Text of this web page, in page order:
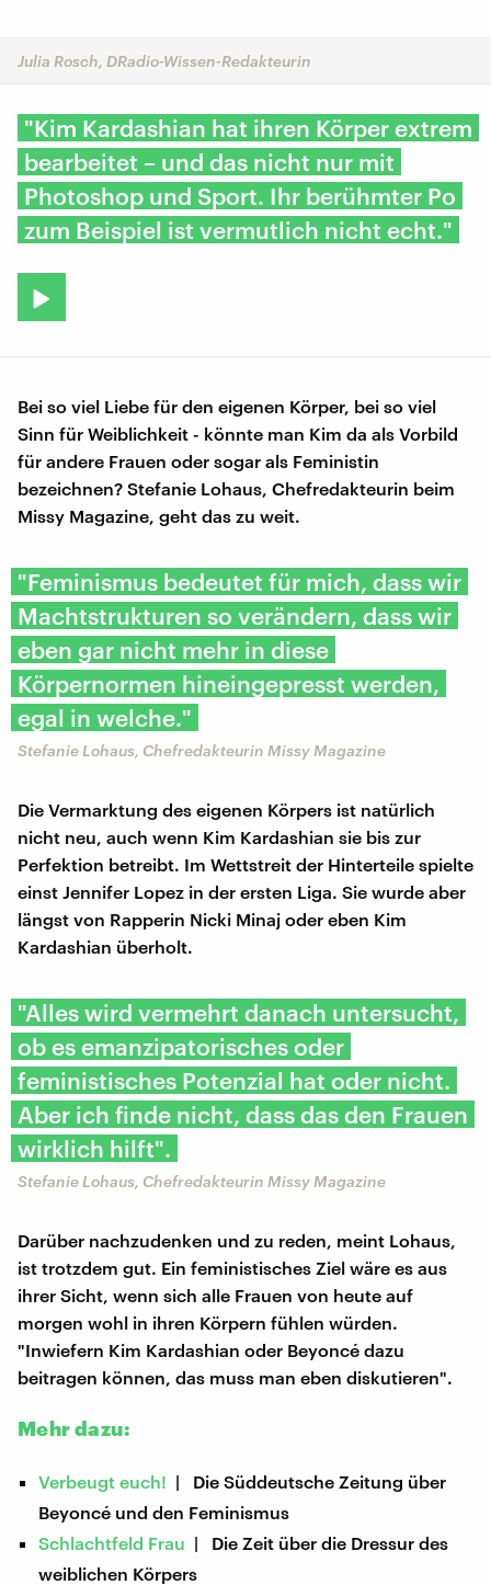
Julia Rosch, DRadio-Wissen-Redakteurin
"Kim Kardashian hat ihren Körper extrem
bearbeitet – und das nicht nur mit
Photoshop und Sport. Ihr berühmter Po
zum Beispiel ist vermutlich nicht echt."
Bei so viel Liebe für den eigenen Körper, bei so viel
Sinn für Weiblichkeit - könnte man Kim da als Vorbild
für andere Frauen oder sogar als Feministin
bezeichnen? Stefanie Lohaus, Chefredakteurin beim
Missy Magazine, geht das zu weit.
"Feminismus bedeutet für mich, dass wir
Machtstrukturen so verändern, dass wir
eben gar nicht mehr in diese
Körpernormen hineingepresst werden,
egal in welche."
Stefanie Lohaus, Chefredakteurin Missy Magazine
Die Vermarktung des eigenen Körpers ist natürlich
nicht neu, auch wenn Kim Kardashian sie bis zur
Perfektion betreibt. Im Wettstreit der Hinterteile spielte
einst Jennifer Lopez in der ersten Liga. Sie wurde aber
längst von Rapperin Nicki Minaj oder eben Kim
Kardashian überholt.
"Alles wird vermehrt danach untersucht,
ob es emanzipatorisches oder
feministisches Potenzial hat oder nicht.
Aber ich finde nicht, dass das den Frauen
wirklich hilft".
Stefanie Lohaus, Chefredakteurin Missy Magazine
Darüber nachzudenken und zu reden, meint Lohaus,
ist trotzdem gut. Ein feministisches Ziel wäre es aus
ihrer Sicht, wenn sich alle Frauen von heute auf
morgen wohl in ihren Körpern fühlen würden.
"Inwiefern Kim Kardashian oder Beyoncé dazu
beitragen können, das muss man eben diskutieren".
Mehr dazu:
Verbeugt euch! | Die Süddeutsche Zeitung über
Beyoncé und den Feminismus
Schlachtfeld Frau | Die Zeit über die Dressur des
weiblichen Körpers